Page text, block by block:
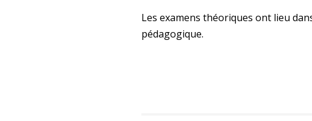
Les examens théoriques ont lieu
pédagogique.